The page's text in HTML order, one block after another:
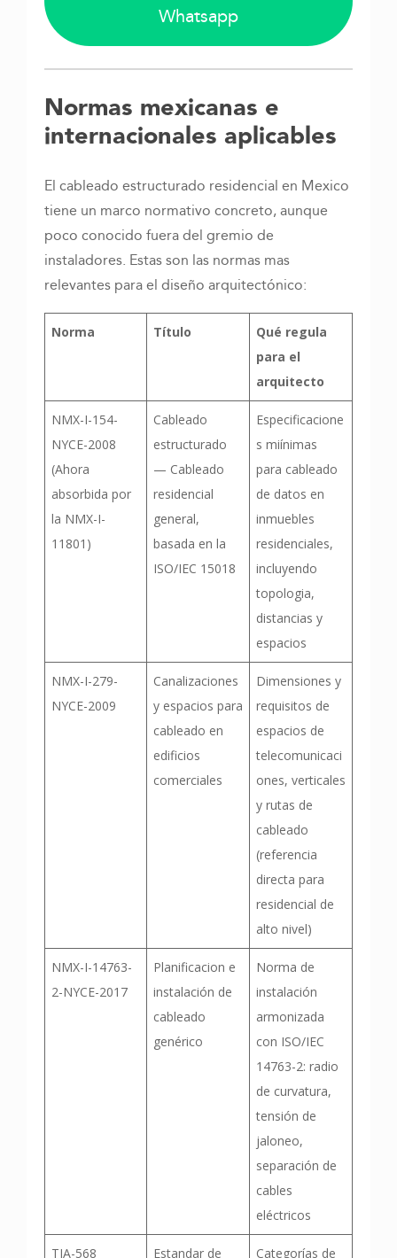
Whatsapp
Normas mexicanas e
internacionales aplicables
El cableado estructurado residencial en Mexico
tiene un marco normativo concreto, aunque
poco conocido fuera del gremio de
instaladores. Estas son las normas mas
relevantes para el diseño arquitectónico:
Norma Título
Qué regula
para el
arquitecto
NMX-I-154-
NYCE-2008
(Ahora
absorbida por
la NMX-I-
11801)
Cableado
estructurado
— Cableado
residencial
general,
basada en la
ISO/IEC 15018
Especificacione
s miínimas
para cableado
de datos en
inmuebles
residenciales,
incluyendo
topologia,
distancias y
espacios
NMX-I-279-
NYCE-2009
Canalizaciones
y espacios para
cableado en
edificios
comerciales
Dimensiones y
requisitos de
espacios de
telecomunicaci
ones, verticales
y rutas de
cableado
(referencia
directa para
residencial de
alto nivel)
NMX-I-14763-
2-NYCE-2017
Planificacion e
instalación de
cableado
genérico
Norma de
instalación
armonizada
con ISO/IEC
14763-2: radio
de curvatura,
tensión de
jaloneo,
separación de
cables
eléctricos
TIA-568 Estandar de Categorías de